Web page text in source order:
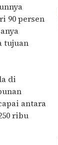
90 persen
tujuan
di
antara
ribu